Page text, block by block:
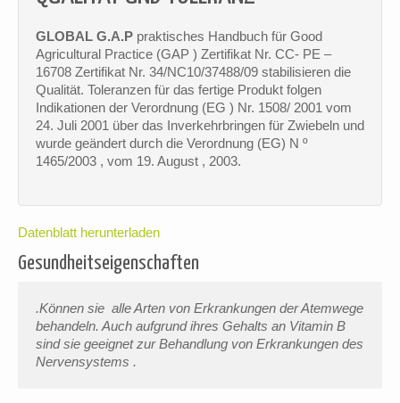
GLOBAL G.A.P praktisches Handbuch für Good
Agricultural Practice (GAP ) Zertifikat Nr. CC- PE –
16708 Zertifikat Nr. 34/NC10/37488/09 stabilisieren die
Qualität. Toleranzen für das fertige Produkt folgen
Indikationen der Verordnung (EG ) Nr. 1508/ 2001 vom
24. Juli 2001 über das Inverkehrbringen für Zwiebeln und
wurde geändert durch die Verordnung (EG) N º
1465/2003 , vom 19. August , 2003.
Datenblatt herunterladen
Gesundheitseigenschaften
.Können sie alle Arten von Erkrankungen der Atemwege
behandeln. Auch aufgrund ihres Gehalts an Vitamin B
sind sie geeignet zur Behandlung von Erkrankungen des
Nervensystems .